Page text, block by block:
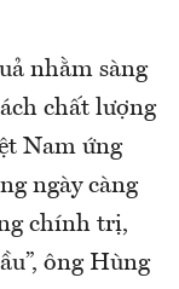
nhằm sàng
chất lượng
Nam ứng
ngày càng
chính trị,
ông Hùng